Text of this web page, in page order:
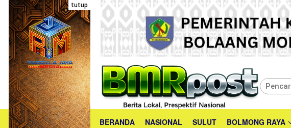
Loncat
konten
tutup
BERANDA NASIONAL SULUT BOLMONG RAYA